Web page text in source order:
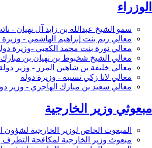
الوزراء
سمو الشيخ عبدالله بن زايد آل نهيان -
معالي ريم بنت إبراهيم الهاشمي - وزيرة
معالي نورة بنت محمد الكعبي -وزيرة
معالي الشيخ شخبوط بن نهيان بن مبارك
معالي خليفة بن شاهين المرر - وزير
معالي لانا زكي نسيبه - وزيرة دولة
معالي سعيد بن مبارك الهاجري - وزير
مبعوثي وزير الخارجية
المبعوث الخاص لوزير الخارجية لشؤون
مبعوث وزير الخارجية لمكافحة التطرف